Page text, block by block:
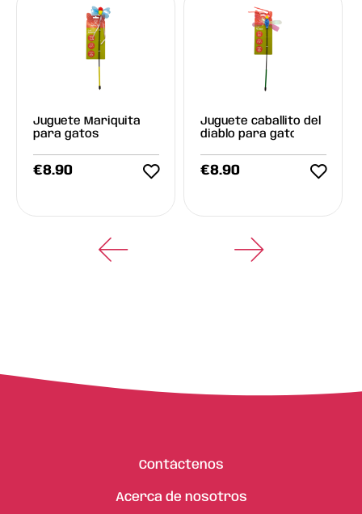
Juguete Mariquita
para gatos
€8.90
Juguete caballito del
diablo para gato
€8.90
Contáctenos
Acerca de nosotros